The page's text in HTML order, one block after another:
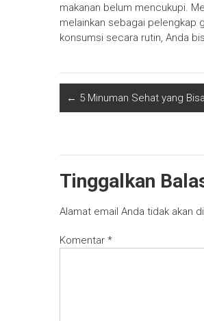
makanan belum mencukupi.
melainkan sebagai pelengkap
konsumsi secara rutin, Anda
← 5 Minuman Sehat yang
Tinggalkan
Alamat email Anda tidak akan
Komentar *